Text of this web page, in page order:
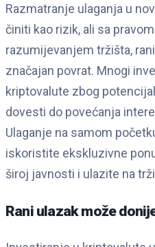
Razmatranje ulaganja u
činiti kao rizik, ali sa
razumijevanjem tržišta,
značajan povrat. Mnogi
kriptovalute zbog
dovesti do povećanja
Ulaganje na samom
iskoristite ekskluzivne
široj javnosti i ulazite na
Rani ulazak može